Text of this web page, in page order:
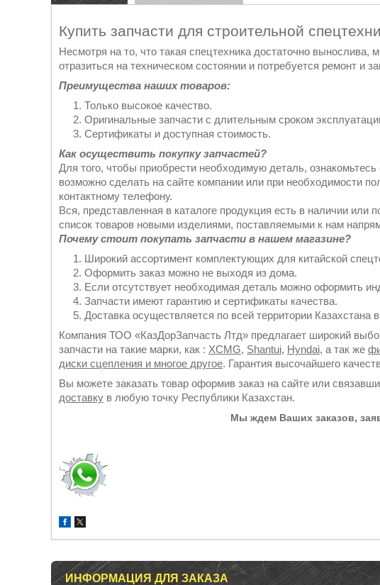
Купить запчасти для строительной
Несмотря на то, что такая спецтехника достаточно
отразиться на техническом состоянии и потребуется ремонт и
Преимущества наших товаров:
Только высокое качество.
Оригинальные запчасти с длительным сроком
Сертификаты и доступная стоимость.
Как осуществить покупку запчастей?
Для того, чтобы приобрести необходимую деталь,
возможно сделать на сайте компании или при необходимости
контактному телефону.
Вся, представленная в каталоге продукция есть в наличии или
список товаров новыми изделиями, поставляемыми к нам
Почему стоит покупать запчасти в нашем магазине?
Широкий ассортимент комплектующих для китайской
Оформить заказ можно не выходя из дома.
Если отсутствует необходимая деталь можно оформить
Запчасти имеют гарантию и сертификаты качества.
Доставка осуществляется по всей территории Казахстана
Компания ТОО «КазДорЗапчасть Лтд» предлагает широкий
запчасти на такие марки, как : XCMG, Shantui, Hyndai, а так же
диски сцепления и многое другое. Гарантия высочайшего
Вы можете заказать товар оформив заказ на сайте или
доставку в любую точку Республики Казахстан.
Мы ждем Ваших заказов,
ИНФОРМАЦИЯ ДЛЯ ЗАКАЗА